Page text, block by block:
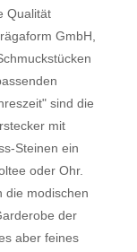
Qualität
GmbH,
sind die
mit
Steinen ein
oder Ohr.
die modischen
der
aber feines